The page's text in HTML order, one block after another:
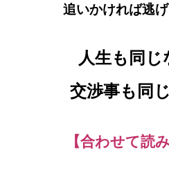
追いかければ逃
人生も同
交渉事も同
【合わせて読